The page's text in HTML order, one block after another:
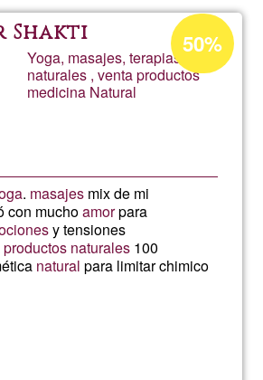
Shakti
Yoga, masajes, terapias
naturales , venta productos
medicina Natural
. masajes mix de mi
con muchoamorpara
y tensiones
productos naturales 100
natural para limitar chimico
Percentuale
di
accettazione
50%